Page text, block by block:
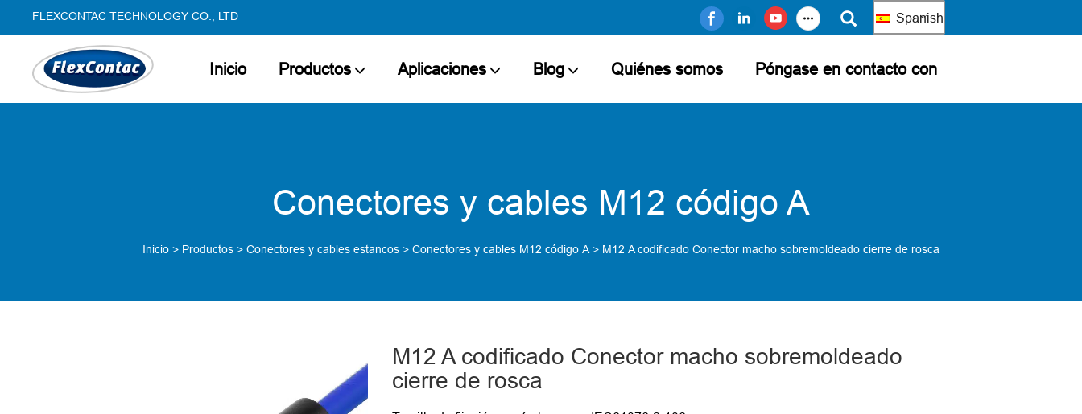
FLEXCONTAC TECHNOLOGY CO., LTD Spanish
Inicio Productos Aplicaciones Blog Quiénes somos Póngase en contacto con
Conectores y cables M12 código A
Inicio > Productos > Conectores y cables estancos > Conectores y cables M12 código A > M12 A codificado Conector macho sobremoldeado cierre de rosca
M12 A codificado Conector macho sobremoldeado
cierre de rosca